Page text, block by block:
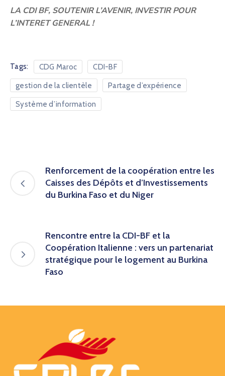
LA CDI BF, SOUTENIR L’AVENIR, INVESTIR POUR
L’INTERET GENERAL !
Tags: CDG Maroc CDI-BF
gestion de la clientèle Partage d’expérience
Système d’information
Renforcement de la coopération entre les
Caisses des Dépôts et d’Investissements
du Burkina Faso et du Niger
Rencontre entre la CDI-BF et la
Coopération Italienne : vers un partenariat
stratégique pour le logement au Burkina
Faso